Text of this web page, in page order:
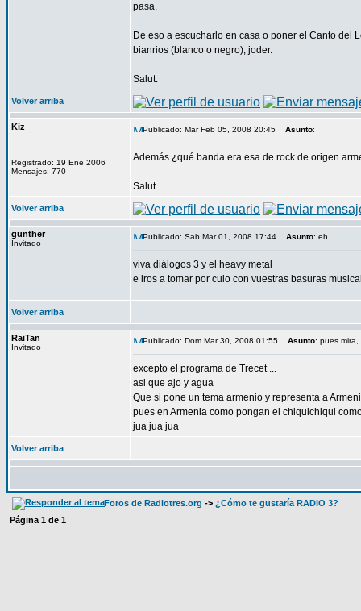
pasa.
De eso a escucharlo en casa o poner el Canto del
bianrios (blanco o negro), joder.
Salut.
Volver arriba
Kiz
Registrado: 19 Ene 2006
Mensajes: 770
Publicado: Mar Feb 05, 2008 20:45 Asunto:
Además ¿qué banda era esa de rock de origen
Salut.
Volver arriba
gunther
Invitado
Publicado: Sab Mar 01, 2008 17:44 Asunto: eh
viva diálogos 3 y el heavy metal
e iros a tomar por culo con vuestras basuras
Volver arriba
RaiTan
Invitado
Publicado: Dom Mar 30, 2008 01:55 Asunto: pues
excepto el programa de Trecet ...
asi que ajo y agua
Que si pone un tema armenio y representa a
pues en Armenia como pongan el chiquichiqui
jua jua jua
Volver arriba
Foros de Radiotres.org -> ¿Cómo te gustaría RADIO 3?
Página 1 de 1